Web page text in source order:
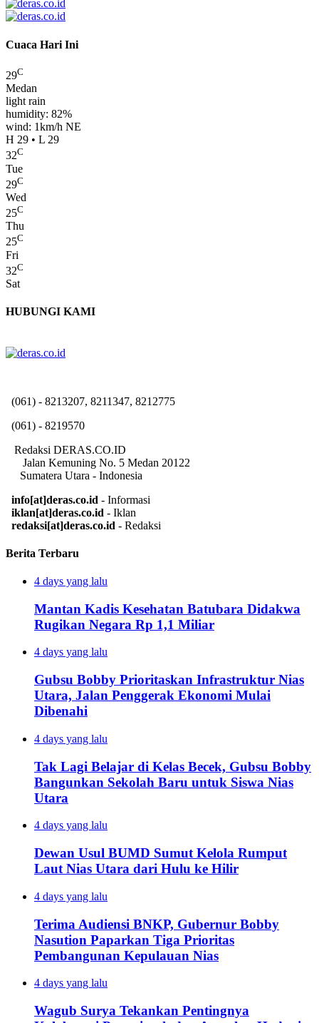
Cuaca Hari Ini
29C
Medan
light rain
humidity: 82%
wind: 1km/h NE
H 29 • L 29
32C
Tue
29C
Wed
25C
Thu
25C
Fri
32C
Sat
HUBUNGI KAMI
(061) - 8213207, 8211347, 8212775
(061) - 8219570
Redaksi DERAS.CO.ID
Jalan Kemuning No. 5 Medan 20122
Sumatera Utara - Indonesia
info[at]deras.co.id - Informasi
iklan[at]deras.co.id - Iklan
redaksi[at]deras.co.id - Redaksi
Berita Terbaru
4 days yang lalu
Mantan Kadis Kesehatan Batubara Didakwa
Rugikan Negara Rp 1,1 Miliar
4 days yang lalu
Gubsu Bobby Prioritaskan Infrastruktur Nias
Utara, Jalan Penggerak Ekonomi Mulai
Dibenahi
4 days yang lalu
Tak Lagi Belajar di Kelas Becek, Gubsu Bobby
Bangunkan Sekolah Baru untuk Siswa Nias
Utara
4 days yang lalu
Dewan Usul BUMD Sumut Kelola Rumput
Laut Nias Utara dari Hulu ke Hilir
4 days yang lalu
Terima Audiensi BNKP, Gubernur Bobby
Nasution Paparkan Tiga Prioritas
Pembangunan Kepulauan Nias
4 days yang lalu
Wagub Surya Tekankan Pentingnya